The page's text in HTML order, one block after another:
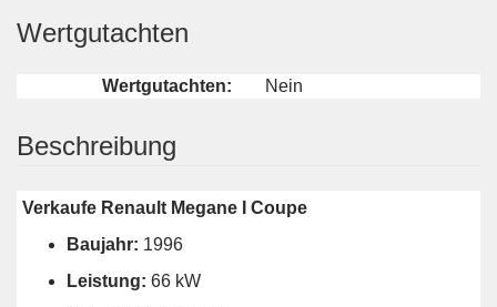
Wertgutachten
Wertgutachten: Nein
Beschreibung
Verkaufe Renault Megane I Coupe
Baujahr: 1996
Leistung: 66 kW